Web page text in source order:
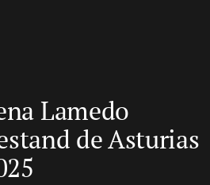
Lamedo
de Asturias